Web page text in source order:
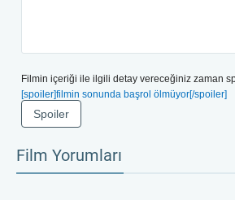
Filmin içeriği ile ilgili detay vereceğiniz zaman
[spoiler]filmin sonunda başrol ölmüyor[/spoiler]
Spoiler
Film Yorumları